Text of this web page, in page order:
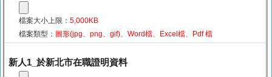
檔案大小上限： 5,000KB
檔案類型： 圖形(jpg、png、gif)、Word檔、Excel檔、Pdf 檔
新人1_於新北市在職證明資料